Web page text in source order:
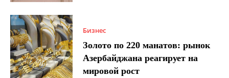
Бизнес
Золото по 220 манатов: рынок
Азербайджана реагирует на
мировой рост